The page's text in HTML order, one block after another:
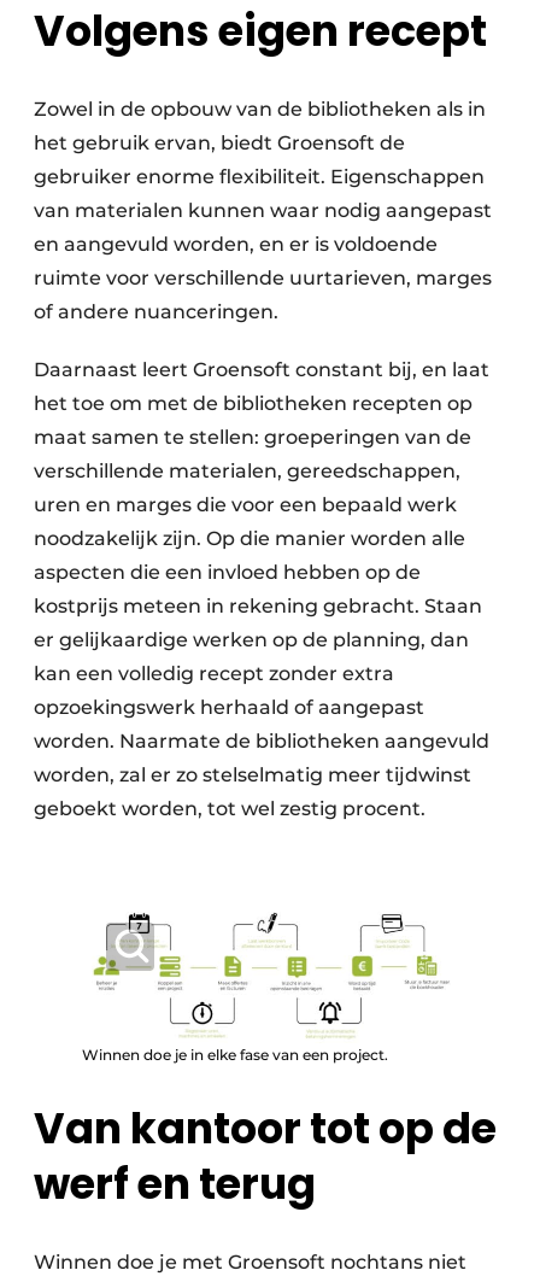
Volgens eigen recept
Zowel in de opbouw van de bibliotheken als in
het gebruik ervan, biedt Groensoft de
gebruiker enorme flexibiliteit. Eigenschappen
van materialen kunnen waar nodig aangepast
en aangevuld worden, en er is voldoende
ruimte voor verschillende uurtarieven, marges
of andere nuanceringen.
Daarnaast leert Groensoft constant bij, en laat
het toe om met de bibliotheken recepten op
maat samen te stellen: groeperingen van de
verschillende materialen, gereedschappen,
uren en marges die voor een bepaald werk
noodzakelijk zijn. Op die manier worden alle
aspecten die een invloed hebben op de
kostprijs meteen in rekening gebracht. Staan
er gelijkaardige werken op de planning, dan
kan een volledig recept zonder extra
opzoekingswerk herhaald of aangepast
worden. Naarmate de bibliotheken aangevuld
worden, zal er zo stelselmatig meer tijdwinst
geboekt worden, tot wel zestig procent.
Winnen doe je in elke fase van een project.
Van kantoor tot op de
werf en terug
Winnen doe je met Groensoft nochtans niet